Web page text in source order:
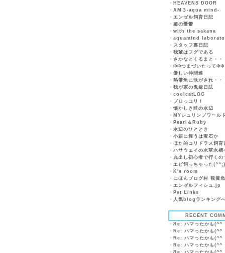
・ HEAVENS DOOR
・ AM３-aqua mind-
・ エンゼル飼育日記
・ 姫の憂鬱
・ with the sakana
・ aquamind
・ スタッフ裏日記
・ 我輩はフグである
・ さかなとくるまと・・
・ ΦΦつまづいたってΦΦ
・ 優しい仲間達
・ 熱帯魚に泳がされ・・
・ 我が家の鬼嫁日誌
・ coolcatLOG
・ ブロっコリ！
・ 懐かしき畦の水辺
・ MYシュリンプワール
・ Pearl＆Ruby
・ 水辺のひととき
・ 小箱に舞うは宝石か
・ ほた的コリドラス飼育
・ ハサウェイの水草水槽
・ 丸出し初心者で行くの
・ エビ飼っちゃった(^^;)
・ K's room
・ にほんブログ村 観賞
・ エンゼルフィシュ.jp
・ Pet Links
・ 人気blogランキング
RECENT
・ Re: ハマったかも(^^
・ Re: ハマったかも(^^
・ Re: ハマったかも(^^
・ Re: ハマったかも(^^
・ Re: ハマったかも(^^